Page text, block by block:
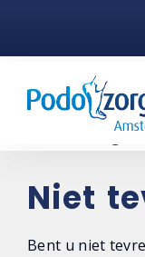
Podologie
Behandelingen
Over ons
Niet
Bent u niet